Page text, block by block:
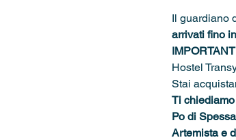
Il guardiano
arrivati fino
Hostel
Stai
Ti
Po di
Artemista e